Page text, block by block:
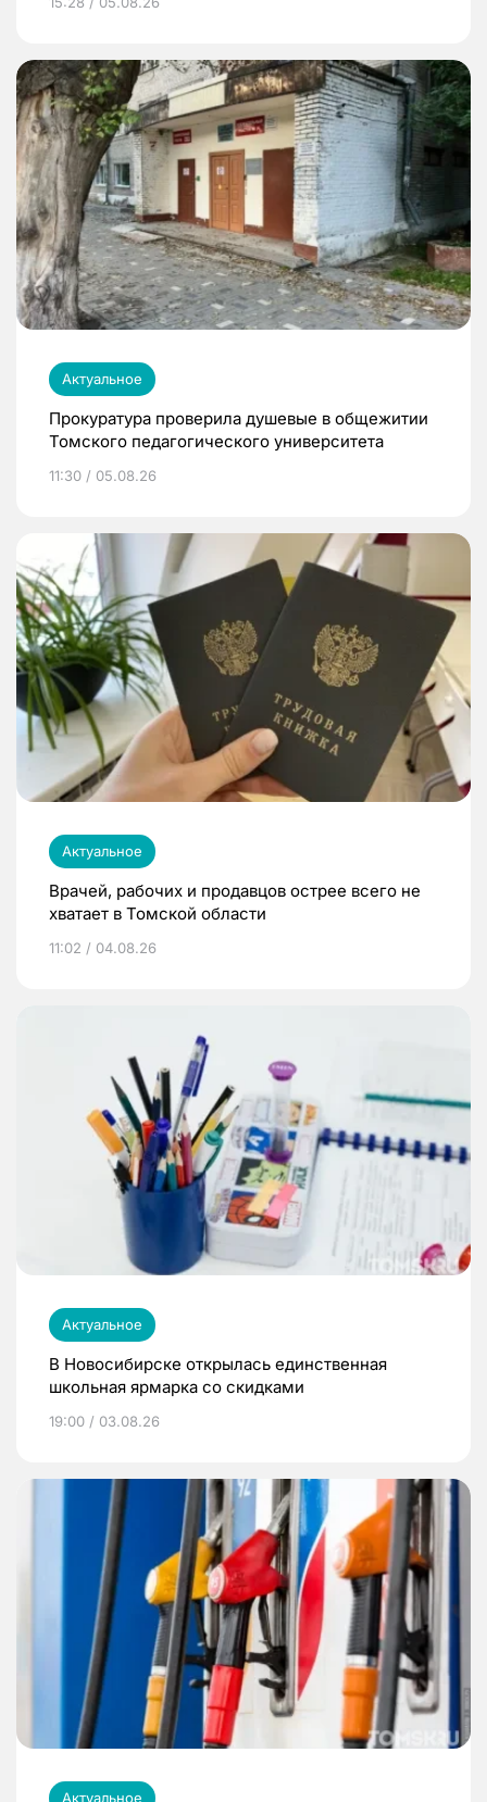
Актуальное
Прокуратура проверила душевые в общежитии
Томского педагогического университета
11:30 / 05.08.26
Актуальное
Врачей, рабочих и продавцов острее всего не
хватает в Томской области
11:02 / 04.08.26
Актуальное
В Новосибирске открылась единственная
школьная ярмарка со скидками
19:00 / 03.08.26
Актуальное